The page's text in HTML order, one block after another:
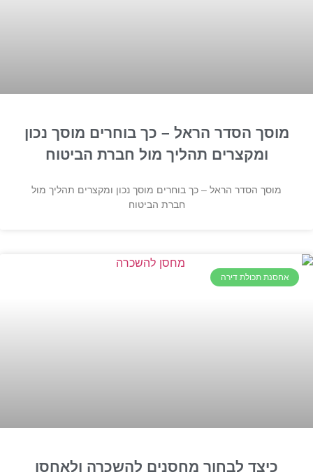
מוסך הסדר הראל – כך בוחרים מוסך נכון
ומקצרים תהליך מול חברת הביטוח
מוסך הסדר הראל – כך בוחרים מוסך נכון ומקצרים תהליך מול
חברת הביטוח
אחסנת תכולת דירה
כיצד לבחור מחסנים להשכרה ולאחסן